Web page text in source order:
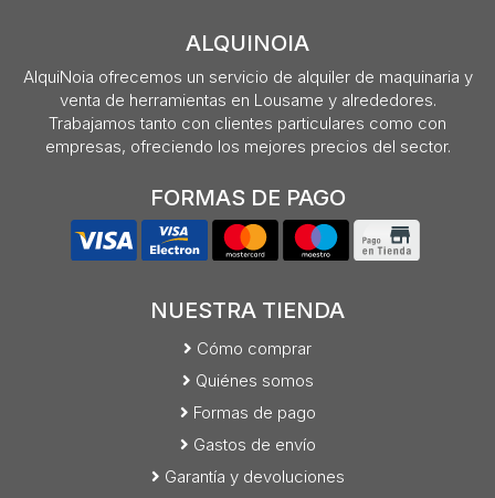
ALQUINOIA
AlquiNoia ofrecemos un servicio de alquiler de maquinaria y
venta de herramientas en Lousame y alrededores.
Trabajamos tanto con clientes particulares como con
empresas, ofreciendo los mejores precios del sector.
FORMAS DE PAGO
NUESTRA TIENDA
Cómo comprar
Quiénes somos
Formas de pago
Gastos de envío
Garantía y devoluciones